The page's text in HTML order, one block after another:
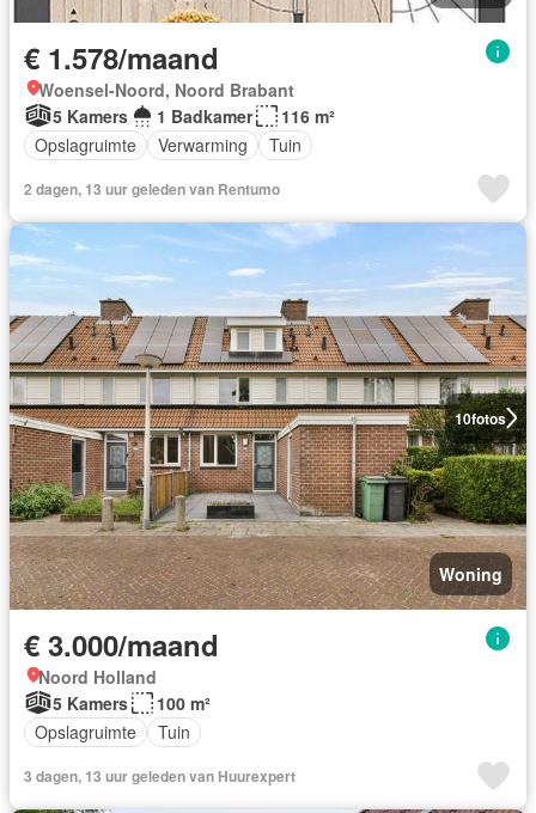
€ 1.578/maand
Woensel-Noord, Noord Brabant
5 Kamers
1 Badkamer
116 m²
Opslagruimte
Verwarming Tuin
2 dagen, 13 uur geleden van Rentumo
10fotos
Woning
€ 3.000/maand
Noord Holland
5 Kamers
100 m²
Opslagruimte
Tuin
3 dagen, 13 uur geleden van Huurexpert